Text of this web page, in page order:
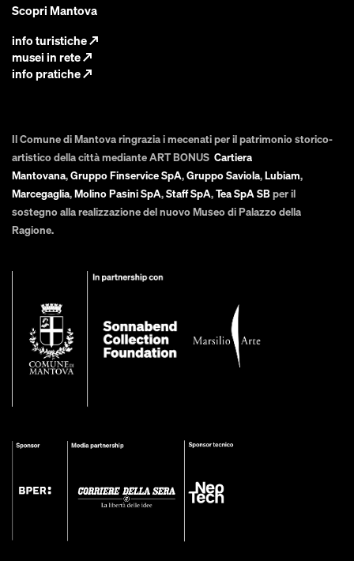
Scopri Mantova
info turistiche↗
musei in rete↗
info pratiche↗
Il Comune di Mantova ringrazia i mecenati per il patrimonio storico-
artistico della città mediante ART BONUS Cartiera
Mantovana,Gruppo Finservice SpA,Gruppo Saviola,Lubiam,
Marcegaglia,Molino Pasini SpA,Staff SpA,Tea SpA SBper il
sostegno alla realizzazione del nuovo Museo di Palazzo della
Ragione.